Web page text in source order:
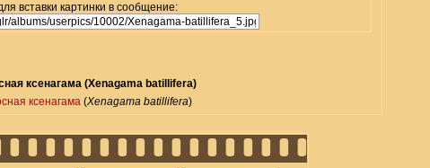
вставки картинки в сообщение:
ксенагама (Xenagama batillifera)
ксенагама(Xenagama batillifera)